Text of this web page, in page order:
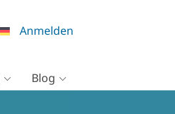
Anmelden
Blog